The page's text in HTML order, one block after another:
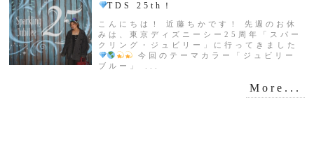
TDS 25th！
こんにちは！ 近藤ちかです！ 先週のお休
みは、東京ディズニーシー25周年「スパー
クリング・ジュビリー」に行ってきました
今回のテーマカラー「ジュビリー
ブルー」 ...
More...